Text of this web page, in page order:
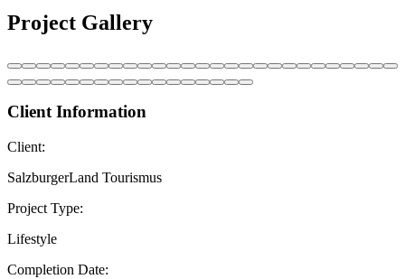
Project Gallery
Client Information
Client:
SalzburgerLand Tourismus
Project Type:
Lifestyle
Completion Date: